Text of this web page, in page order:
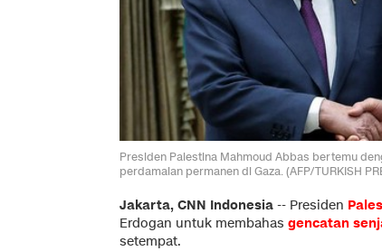
Presiden Palestina Mahmoud Abbas bertemu
perdamaian permanen di Gaza. (AFP/TURKISH
Jakarta, CNN Indonesia -- Presiden
Erdogan untuk membahas gencatan
setempat.